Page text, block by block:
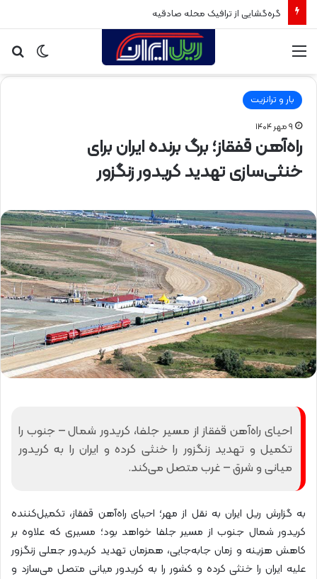
گره‌گشایی از ترافیک محله صادقیه
تغییر
پوسته
بار و ترانزیت
۹ مهر ۱۴۰۴
راه‌آهن قفقاز؛ برگ برنده ایران برای
خنثی‌سازی تهدید کریدور زنگزور
احیای راه‌آهن قفقاز از مسیر جلفا، کریدور شمال – جنوب را
تکمیل و تهدید زنگزور را خنثی کرده و ایران را به کریدور
میانی و شرق – غرب متصل می‌کند.
به گزارش ریل ایران به نقل از مهر؛ احیای راه‌آهن قفقاز، تکمیل‌کننده
کریدور شمال جنوب از مسیر جلفا خواهد بود؛ مسیری که علاوه بر
کاهش هزینه و زمان جابه‌جایی، همزمان تهدید کریدور جعلی زنگزور
علیه ایران را خنثی کرده و کشور را به کریدور میانی متصل می‌سازد و